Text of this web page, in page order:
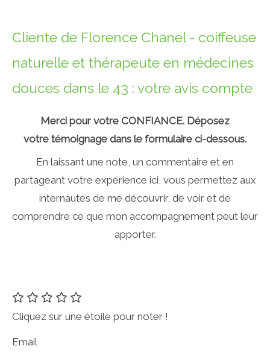
Cliente de Florence Chanel - coiffeuse
naturelle et thérapeute en médecines
douces dans le 43 : votre avis compte
Merci pour votre CONFIANCE. Déposez
votre témoignage dans le formulaire ci-dessous.
En laissant une note, un commentaire et en
partageant votre expérience ici, vous permettez aux
internautes de me découvrir, de voir et de
comprendre ce que mon accompagnement peut leur
apporter.
Cliquez sur une étoile pour noter !
Email